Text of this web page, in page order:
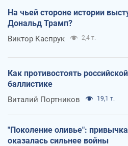
На чьей стороне истории
Дональд Трамп?
Виктор Каспрук 2,4 т.
Как противостоять российской
баллистике
Виталий Портников 19,1 т.
"Поколение оливье":
оказалась сильнее войны